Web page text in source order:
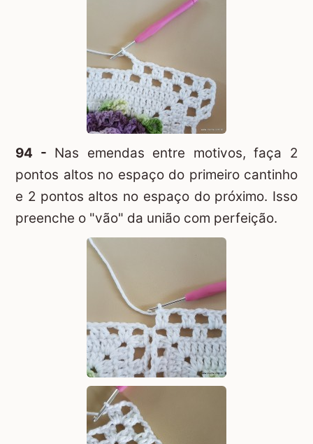
94 - Nas emendas entre motivos, faça 2
pontos altos no espaço do primeiro cantinho
e 2 pontos altos no espaço do próximo. Isso
preenche o "vão" da união com perfeição.